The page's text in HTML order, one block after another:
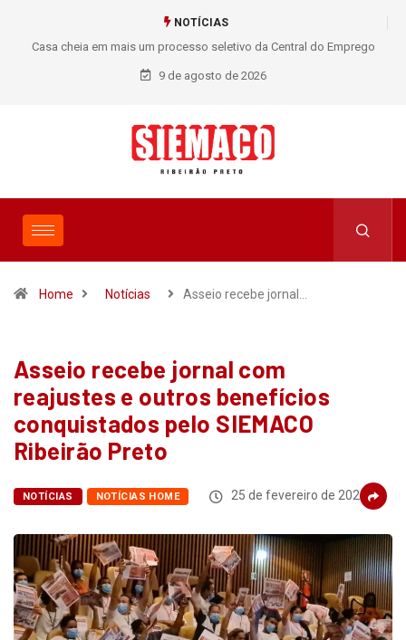
NOTÍCIAS
Casa cheia em mais um processo seletivo da Central do Emprego
SIEMACO!
9 de agosto de 2026
Home Notícias Asseio recebe jornal…
Asseio recebe jornal com
reajustes e outros benefícios
conquistados pelo SIEMACO
Ribeirão Preto
NOTÍCIAS NOTÍCIAS HOME 25 de fevereiro de 2022